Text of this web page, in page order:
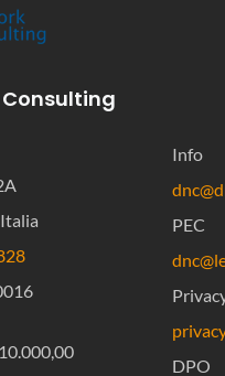
Info
PEC
DPO